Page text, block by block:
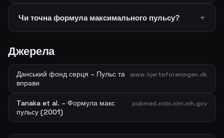
Чи точна формула максимального пульсу?
Джерела
Данський фонд серця – Пульс та
вправи
www.hjerteforeningen.dk
Tanaka et al. – Формула макс
пульсу (2001)
pubmed.ncbi.nlm.nih.gov